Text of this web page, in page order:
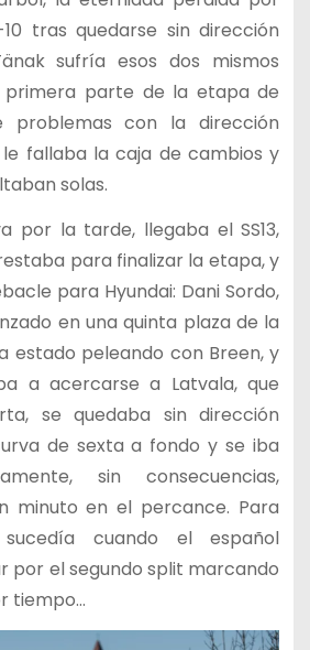
tras quedarse sin dirección
sufría esos dos mismos
primera parte de la etapa de
problemas con la dirección
fallaba la caja de cambios y
solas.
por la tarde, llegaba el SS13,
para finalizar la etapa, y
para Hyundai: Dani Sordo,
en una quinta plaza de la
estado peleando con Breen, y
a acercarse a Latvala, que
se quedaba sin dirección
de sexta a fondo y se iba
sin consecuencias,
minuto en el percance. Para
cuando el español
por el segundo split marcando
tiempo…